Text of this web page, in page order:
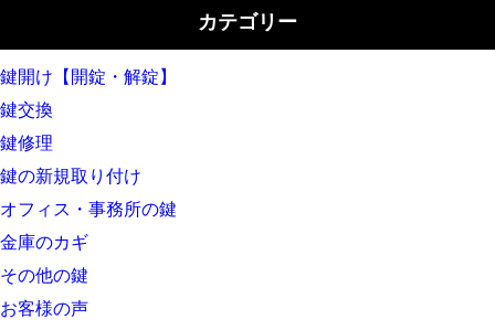
カテゴリー
鍵開け【開錠・解錠】
鍵交換
鍵修理
鍵の新規取り付け
オフィス・事務所の鍵
金庫のカギ
その他の鍵
お客様の声